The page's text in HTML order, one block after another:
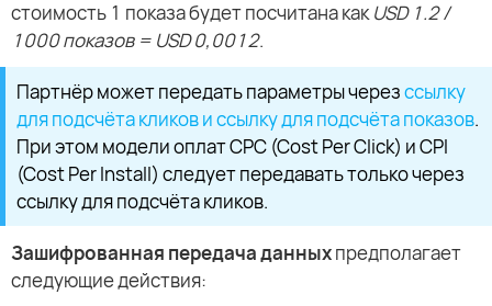
стоимость 1 показа будет посчитана как USD 1.2 /
1000 показов = USD 0,0012.
Партнёр может передать параметры черезссылку
для подсчёта кликов и ссылку для подсчёта показов.
При этом модели оплат CPC (Cost Per Click) и CPI
(Cost Per Install) следует передавать только через
ссылку для подсчёта кликов.
Зашифрованная передача данныхпредполагает
следующие действия: